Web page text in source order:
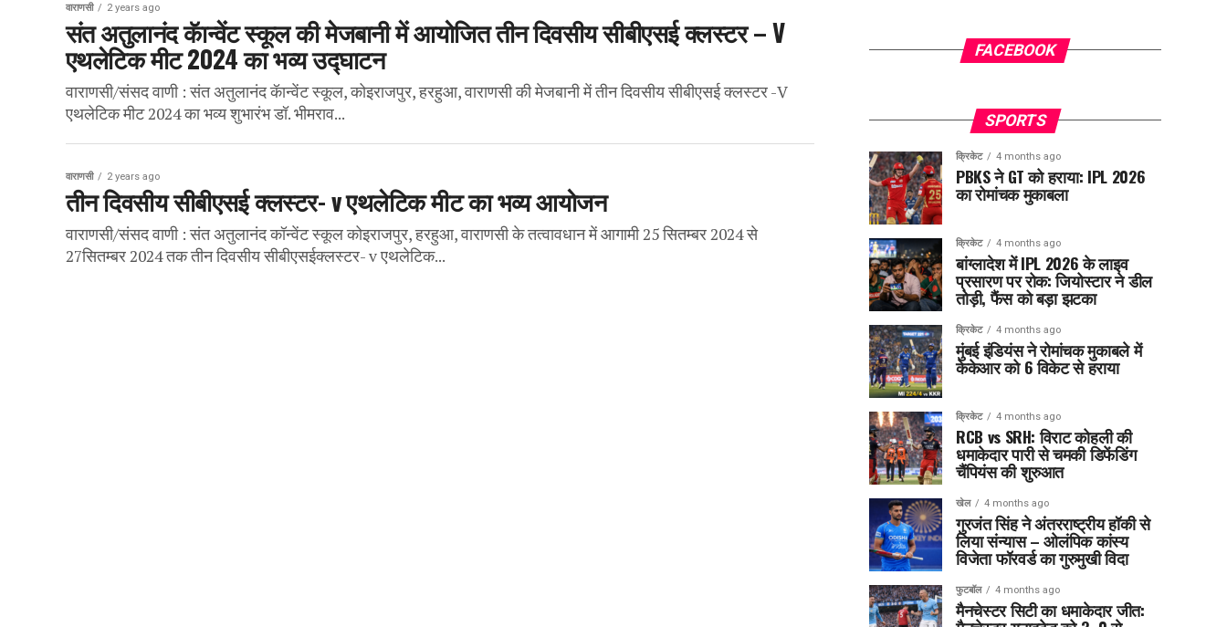
वाराणसी 2 years ago
संत अतुलानंद कॅान्वेंट स्कूल की मेजबानी में आयोजित तीन दिवसीय सीबीएसई क्लस्टर – V
एथलेटिक मीट 2024 का भव्य उद्घाटन
वाराणसी/संसद वाणी : संत अतुलानंद कॅान्वेंट स्कूल, कोइराजपुर, हरहुआ, वाराणसी की मेजबानी में तीन दिवसीय सीबीएसई क्लस्टर -V
एथलेटिक मीट 2024 का भव्य शुभारंभ डॉ. भीमराव...
वाराणसी 2 years ago
तीन दिवसीय सीबीएसई क्लस्टर- v एथलेटिक मीट का भव्य आयोजन
वाराणसी/संसद वाणी : संत अतुलानंद काॅन्वेंट स्कूल कोइराजपुर, हरहुआ, वाराणसी के तत्वावधान में आगामी 25 सितम्बर 2024 से
27सितम्बर 2024 तक तीन दिवसीय सीबीएसईक्लस्टर- v एथलेटिक...
FACEBOOK
SPORTS
क्रिकेट 4 months ago
PBKS ने GT को हराया: IPL 2026
का रोमांचक मुकाबला
क्रिकेट 4 months ago
बांग्लादेश में IPL 2026 के लाइव
प्रसारण पर रोक: जियोस्टार ने डील
तोड़ी, फैंस को बड़ा झटका
क्रिकेट 4 months ago
मुंबई इंडियंस ने रोमांचक मुकाबले में
केकेआर को 6 विकेट से हराया
क्रिकेट 4 months ago
RCB vs SRH: विराट कोहली की
धमाकेदार पारी से चमकी डिफेंडिंग
चैंपियंस की शुरुआत
खेल 4 months ago
गुरजंत सिंह ने अंतरराष्ट्रीय हॉकी से
लिया संन्यास – ओलंपिक कांस्य
विजेता फॉरवर्ड का गुरुमुखी विदा
फुटबॉल 4 months ago
मैनचेस्टर सिटी का धमाकेदार जीत: